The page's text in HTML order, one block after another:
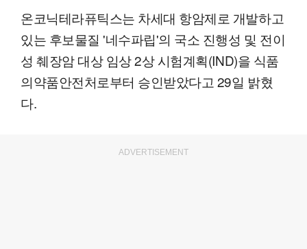
온코닉테라퓨틱스는 차세대 항암제로 개발하고
있는 후보물질 '네수파립'의 국소 진행성 및 전이
성 췌장암 대상 임상 2상 시험계획(IND)을 식품
의약품안전처로부터 승인받았다고 29일 밝혔
다.
ADVERTISEMENT